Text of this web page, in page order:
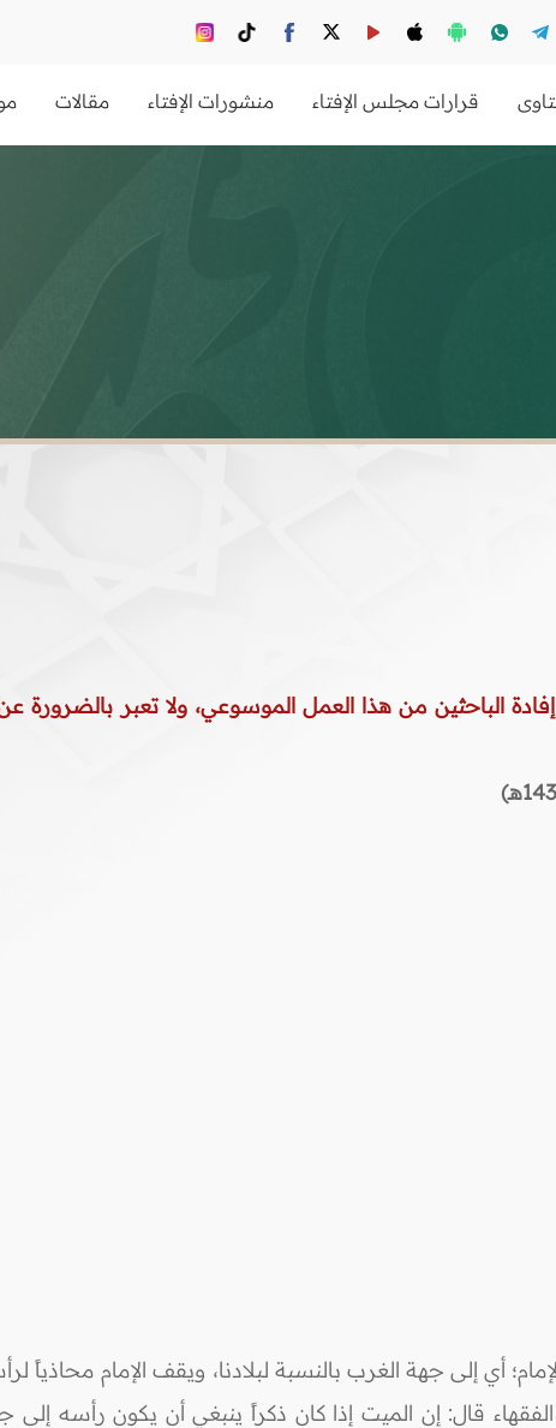
قرارات مجلس الإفتاء منشورات الإفتاء مقالات
الباحثين من هذا العمل الموسوعي، ولا تعبر بالضرورة
أي إلى جهة الغرب بالنسبة لبلادنا، ويقف الإمام محاذياً
قال: إن الميت إذا كان ذكراً ينبغي أن يكون رأسه إلى